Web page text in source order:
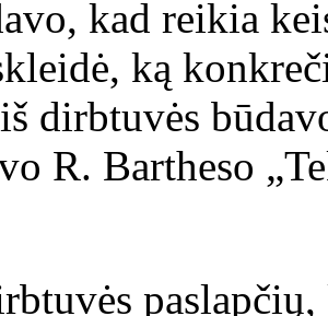
kad reikia
ką
dirbtuvės
R. Bartheso